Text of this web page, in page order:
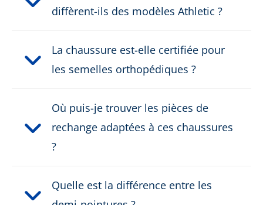
diffèrent-ils des modèles Athletic ?
La chaussure est-elle certifiée pour
les semelles orthopédiques ?
Où puis-je trouver les pièces de
rechange adaptées à ces chaussures
?
Quelle est la différence entre les